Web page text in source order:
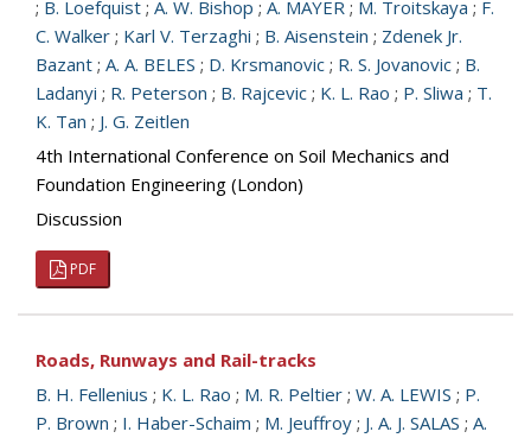
; B. Loefquist ; A. W. Bishop ; A. MAYER ; M. Troitskaya ; F.
C. Walker ; Karl V. Terzaghi ; B. Aisenstein ; Zdenek Jr.
Bazant ; A. A. BELES ; D. Krsmanovic ; R. S. Jovanovic ; B.
Ladanyi ; R. Peterson ; B. Rajcevic ; K. L. Rao ; P. Sliwa ; T.
K. Tan ; J. G. Zeitlen
4th International Conference on Soil Mechanics and
Foundation Engineering (London)
Discussion
PDF
Roads, Runways and Rail-tracks
B. H. Fellenius ; K. L. Rao ; M. R. Peltier ; W. A. LEWIS ; P.
P. Brown ; I. Haber-Schaim ; M. Jeuffroy ; J. A. J. SALAS ; A.